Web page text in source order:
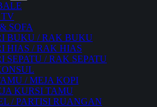
TV
SOFA
BUKU / RAK BUKU
HIAS / RAK HIAS
SEPATU / RAK SEPATU
/ MEJA KOPI
KURSI TAMU
/ PARTISI RUANGAN